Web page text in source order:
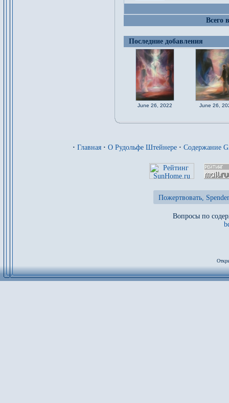
Всего
Последние добавления
June 26, 2022 June 26,
· Главная · О Рудольфе Штейнере · Содержание
Пожертвовать,
Вопросы по